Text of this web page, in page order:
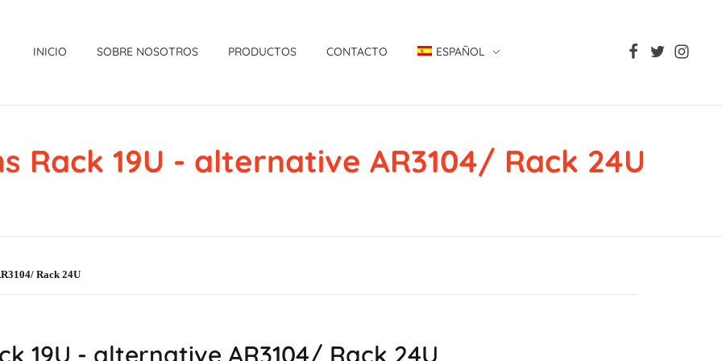
INICIO SOBRE NOSOTROS PRODUCTOS CONTACTO ESPAÑOL
Rack 19U - alternative AR3104/ Rack 24U
Rack 24U
19U - alternative AR3104/ Rack 24U